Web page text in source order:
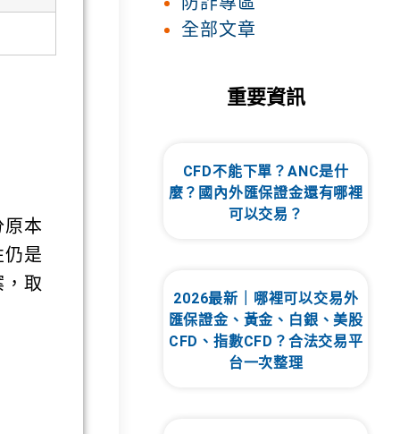
原本
仍是
，取
全部文章
重要資訊
CFD不能下單？ANC是什
麼？國內外匯保證金還有哪裡
可以交易？
2026最新｜哪裡可以交易外
匯保證金、黃金、白銀、美股
CFD、指數CFD？合法交易平
台一次整理